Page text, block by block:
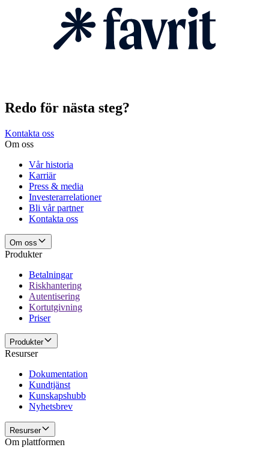
Redo för nästa steg?
Kontakta oss
Om oss
Vår historia
Karriär
Press & media
Investerarrelationer
Bli vår partner
Kontakta oss
Om oss
Produkter
Betalningar
Riskhantering
Autentisering
Kortutgivning
Priser
Produkter
Resurser
Dokumentation
Kundtjänst
Kunskapshubb
Nyhetsbrev
Resurser
Om plattformen